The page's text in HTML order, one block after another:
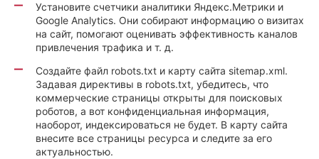
Установите счетчики аналитики Яндекс.Метрики и
Google Analytics. Они собирают информацию о визитах
на сайт, помогают оценивать эффективность каналов
привлечения трафика и т. д.
Создайте файл robots.txt и карту сайта sitemap.xml.
Задавая директивы в robots.txt, убедитесь, что
коммерческие страницы открыты для поисковых
роботов, а вот конфиденциальная информация,
наоборот, индексироваться не будет. В карту сайта
внесите все страницы ресурса и следите за его
актуальностью.